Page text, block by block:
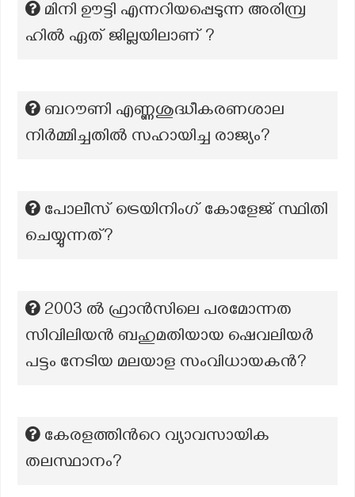
മിനി ഊട്ടി എന്നറിയപ്പെടുന്ന അരിമ്പ്ര
ഹിൽ ഏത് ജില്ലയിലാണ് ?
ബറൗണി എണ്ണശുദ്ധീകരണശാല
നിര്‍മ്മിച്ചതില്‍ സഹായിച്ച രാജ്യം?
പോലീസ് ട്രെയിനിംഗ് കോളേജ് സ്ഥിതി
ചെയ്യുന്നത്?
2003 ല്‍ ഫ്രാന്‍സിലെ പരമോന്നത
സിവിലിയന്‍ ബഹുമതിയായ ഷെവലിയര്‍
പട്ടം നേടിയ മലയാള സംവിധായകന്‍?
കേരളത്തിന്‍റെ വ്യാവസായിക
തലസ്ഥാനം?